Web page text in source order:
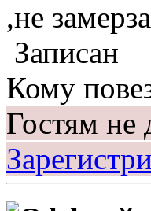
,не
Записан
Кому
Гостям не